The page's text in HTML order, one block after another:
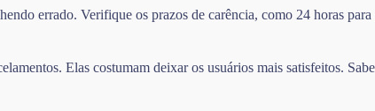
errado. Verifique os prazos de carência, como 24 horas
Elas costumam deixar os usuários mais satisfeitos.